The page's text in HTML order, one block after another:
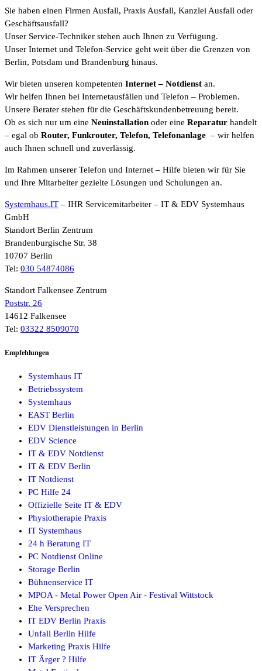
Sie haben einen Firmen Ausfall, Praxis Ausfall, Kanzlei Ausfall oder
Geschäftsausfall?
Unser Service-Techniker stehen auch Ihnen zu Verfügung.
Unser Internet und Telefon-Service geht weit über die Grenzen von
Berlin, Potsdam und Brandenburg hinaus.
Wir bieten unseren kompetenten Internet– Notdienst an.
Wir helfen Ihnen bei Internetausfällen und Telefon – Problemen.
Unsere Berater stehen für die Geschäftskundenbetreuung bereit.
Ob es sich nur um eine Neuinstallation oder eine Reparatur handelt
– egal ob Router, Funkrouter, Telefon, Telefonanlage – wir helfen
auch Ihnen schnell und zuverlässig.
Im Rahmen unserer Telefon und Internet – Hilfe bieten wir für Sie
und Ihre Mitarbeiter gezielte Lösungen und Schulungen an.
Systemhaus.IT – IHR Servicemitarbeiter – IT & EDV Systemhaus
GmbH
Standort Berlin Zentrum
Brandenburgische Str. 38
10707 Berlin
Tel: 030 54874086
Standort Falkensee Zentrum
Poststr. 26
14612 Falkensee
Tel: 03322 8509070
Empfehlungen
Systemhaus IT
Betriebssystem
Systemhaus
EAST Berlin
EDV Dienstleistungen in Berlin
EDV Science
IT & EDV Notdienst
IT & EDV Berlin
IT Notdienst
PC Hilfe 24
Offizielle Seite IT & EDV
Physiotherapie Praxis
IT Systemhaus
24 h Beratung IT
PC Notdienst Online
Storage Berlin
Bühnenservice IT
MPOA - Metal Power Open Air - Festival Wittstock
Ehe Versprechen
IT EDV Berlin Praxis
Unfall Berlin Hilfe
Marketing Praxis Hilfe
IT Ärger ? Hilfe